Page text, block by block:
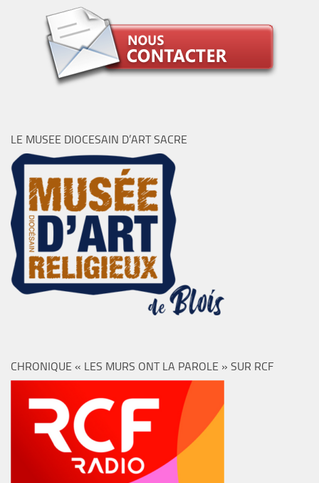
LE MUSEE DIOCESAIN D’ART SACRE
CHRONIQUE « LES MURS ONT LA PAROLE » SUR RCF